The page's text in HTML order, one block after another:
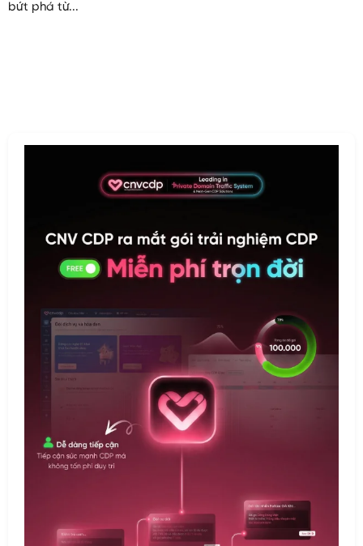
bứt phá từ...